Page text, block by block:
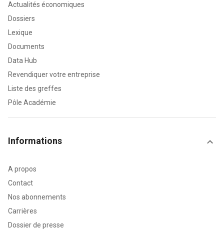
Actualités économiques
Dossiers
Lexique
Documents
Data Hub
Revendiquer votre entreprise
Liste des greffes
Pôle Académie
Informations
A propos
Contact
Nos abonnements
Carrières
Dossier de presse